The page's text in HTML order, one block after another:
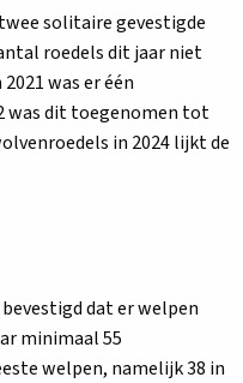
solitaire gevestigde
roedels dit jaar niet
was er één
was dit toegenomen tot
in 2024 lijkt de
dat er welpen
minimaal 55
welpen, namelijk 38 in